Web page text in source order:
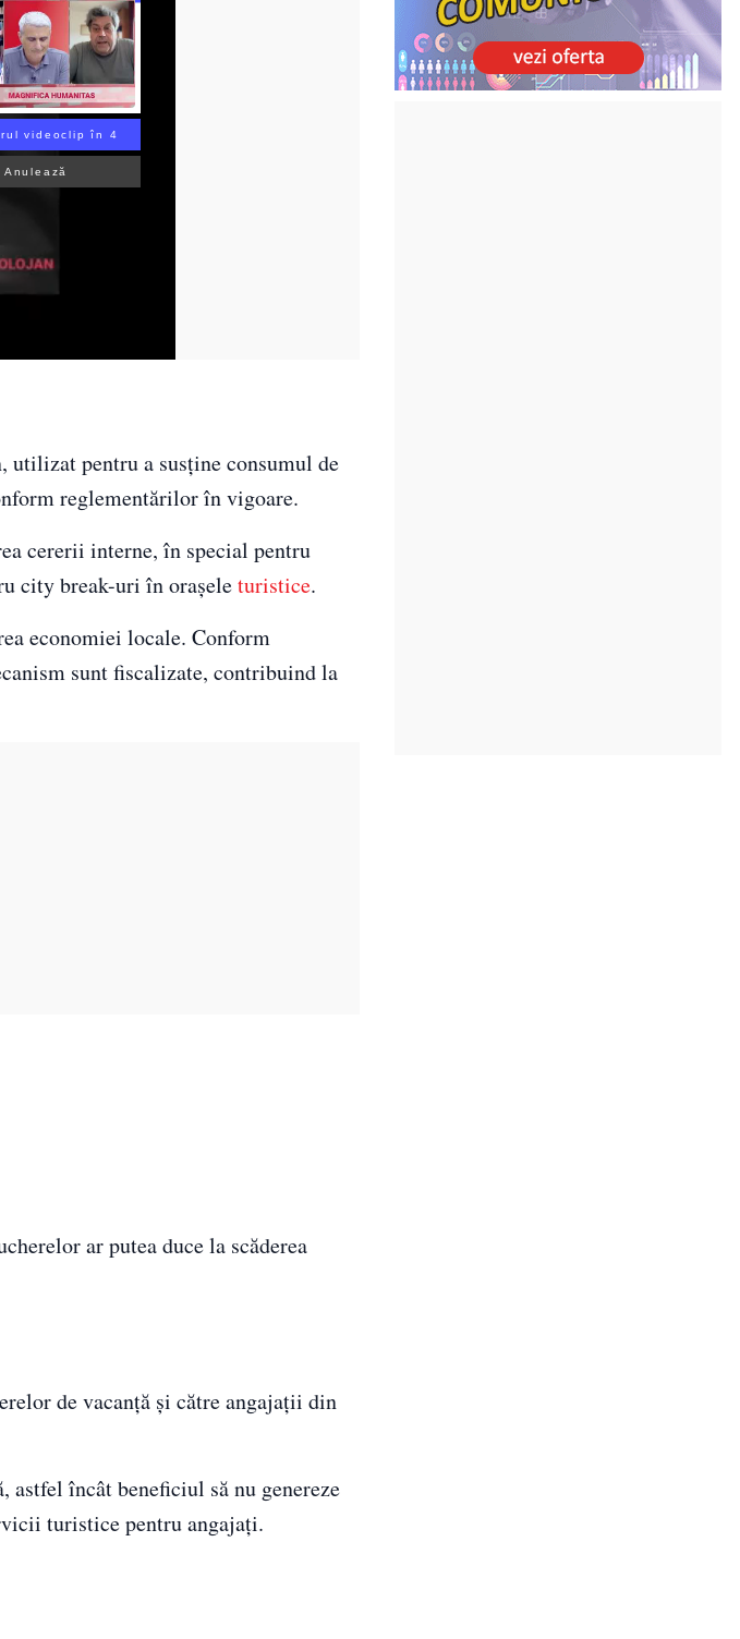
videoclip în 3
Anulează
utilizat pentru a susține consumul de
reglementărilor în vigoare.
cererii interne, în special pentru
city break-uri în orașeleturistice.
economiei locale. Conform
sunt fiscalizate, contribuind la
ar putea duce la scăderea
de vacanță și către angajații din
astfel încât beneficiul să nu genereze
turistice pentru angajați.